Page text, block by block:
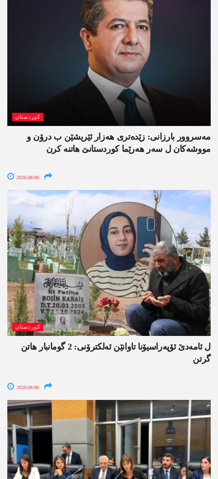
کوردستان
مەسروور بارزانی: زێدەتری ھەزار ئێریشێن ب درۆن و
مووشەکان ل سەر ھەرێما کوردستانێ ھاتنە کرن
2026-08-08
کوردستان
ل ئامەدێ ئۆپەراسیۆنا تاوانێن ئەلکترۆنی: 2 گومانبار ھاتن
گرتن
2026-08-08